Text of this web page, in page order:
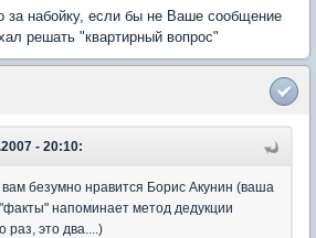
за набойку, если бы не Ваше сообщение
решать "квартирный вопрос"
- 20:10:
безумно нравится Борис Акунин (ваша
напоминает метод дедукции
раз, это два....)